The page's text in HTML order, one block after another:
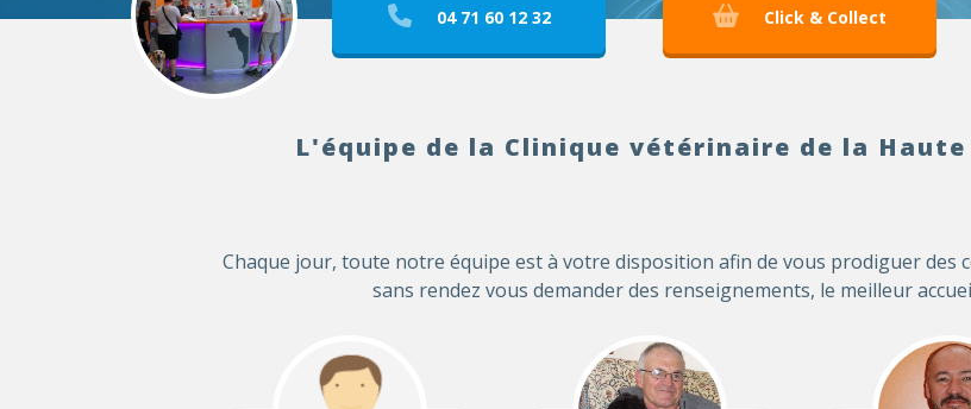
04 71 60 12 32 Click & Collect
L'équipe de la Clinique vétérinaire de la
Chaque jour, toute notre équipe est à votre disposition afin de vous prodiguer des
sans rendez vous demander des renseignements, le meilleur